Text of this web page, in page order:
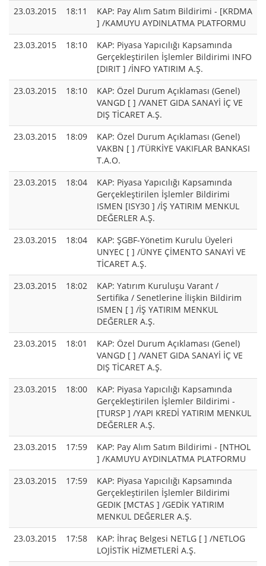
23.03.2015 18:11
KAP: Pay Alım Satım Bildirimi - [KRDMA
] /KAMUYU AYDINLATMA PLATFORMU
23.03.2015
18:10
KAP: Piyasa Yapıcılığı Kapsamında
Gerçekleştirilen İşlemler Bildirimi INFO
[DIRIT ] /İNFO YATIRIM A.Ş.
23.03.2015
18:10
KAP: Özel Durum Açıklaması (Genel)
VANGD [ ] /VANET GIDA SANAYİ İÇ VE
DIŞ TİCARET A.Ş.
23.03.2015
18:09
KAP: Özel Durum Açıklaması (Genel)
VAKBN [ ] /TÜRKİYE VAKIFLAR BANKASI
T.A.O.
23.03.2015
18:04
KAP: Piyasa Yapıcılığı Kapsamında
Gerçekleştirilen İşlemler Bildirimi
ISMEN [ISY30 ] /İŞ YATIRIM MENKUL
DEĞERLER A.Ş.
23.03.2015
18:04
KAP: ŞGBF-Yönetim Kurulu Üyeleri
UNYEC [ ] /ÜNYE ÇİMENTO SANAYİ VE
TİCARET A.Ş.
23.03.2015
18:02
KAP: Yatırım Kuruluşu Varant /
Sertifika / Senetlerine İlişkin Bildirim
ISMEN [ ] /İŞ YATIRIM MENKUL
DEĞERLER A.Ş.
23.03.2015
18:01
KAP: Özel Durum Açıklaması (Genel)
VANGD [ ] /VANET GIDA SANAYİ İÇ VE
DIŞ TİCARET A.Ş.
23.03.2015
18:00
KAP: Piyasa Yapıcılığı Kapsamında
Gerçekleştirilen İşlemler Bildirimi -
[TURSP ] /YAPI KREDİ YATIRIM MENKUL
DEĞERLER A.Ş.
23.03.2015
17:59
KAP: Pay Alım Satım Bildirimi - [NTHOL
] /KAMUYU AYDINLATMA PLATFORMU
23.03.2015
17:59
KAP: Piyasa Yapıcılığı Kapsamında
Gerçekleştirilen İşlemler Bildirimi
GEDIK [MCTAS ] /GEDİK YATIRIM
MENKUL DEĞERLER A.Ş.
23.03.2015
17:58
KAP: İhraç Belgesi NETLG [ ] /NETLOG
LOJİSTİK HİZMETLERİ A.Ş.